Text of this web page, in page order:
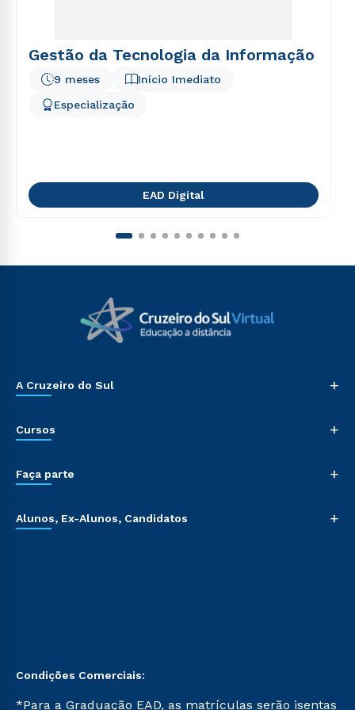
Gestão da Tecnologia da Informação
Início Imediato
9 meses
Especialização
EAD Digital
A Cruzeiro do Sul +
Cursos +
Faça parte +
Alunos, Ex-Alunos, Candidatos +
Condições Comerciais:
*Para a Graduação EAD, as matrículas serão isentas